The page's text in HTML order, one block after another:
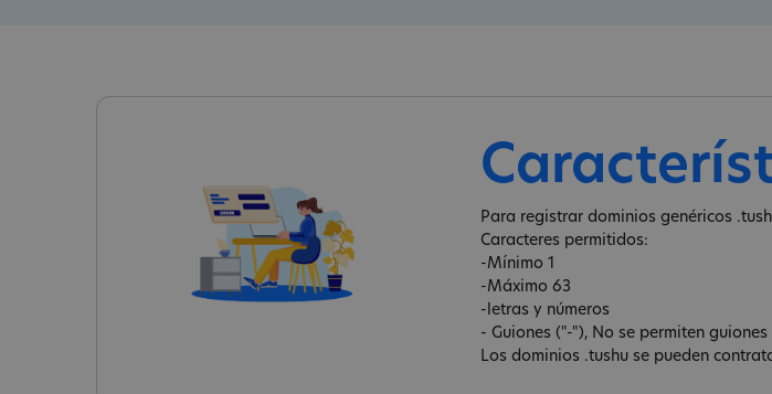
Para registrar dominios genéricos
Caracteres permitidos:
-Mínimo 1
-Máximo 63
-letras y números
- Guiones ("-"), No se permiten
Los dominios .tushu se pueden